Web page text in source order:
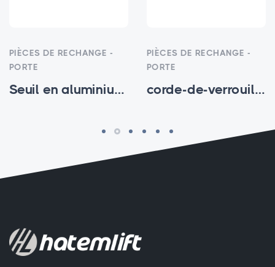
PIÈCES DE RECHANGE -
PORTE
Seuil en aluminium à double canal
PIÈCES DE RECHANGE -
PORTE
corde-de-verrouillage-d-urgence-1.5 - HTM-SP-001